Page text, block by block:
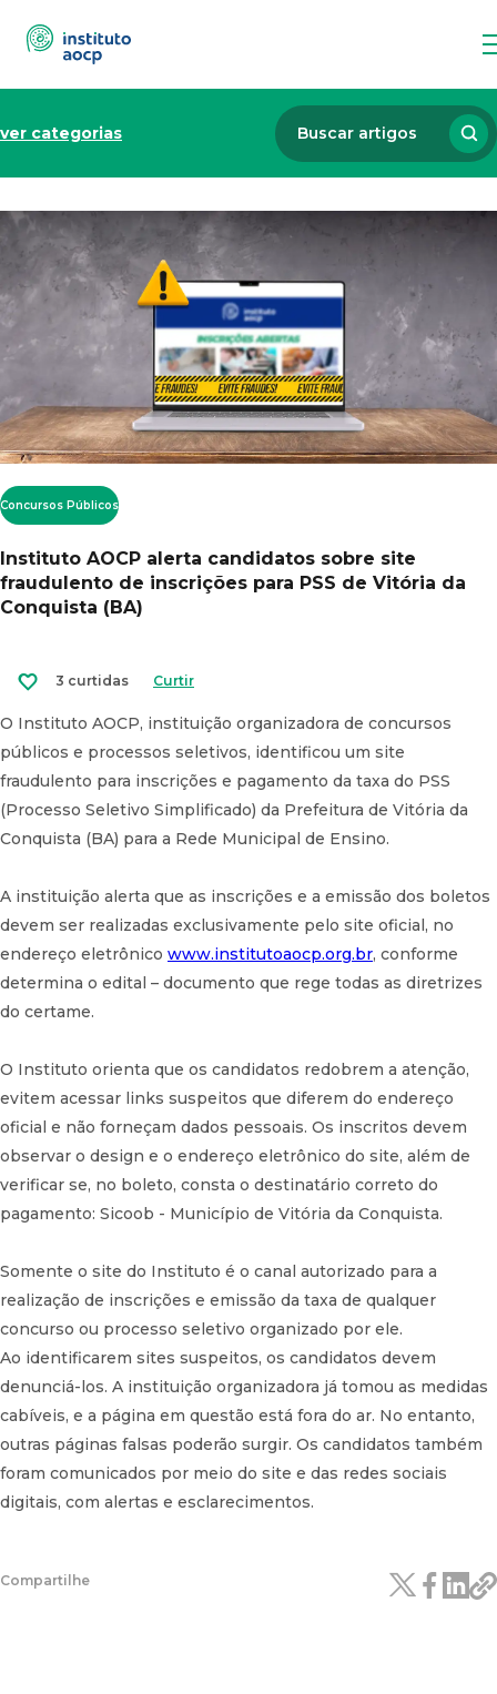
ver categorias
Concursos Públicos
Instituto AOCP alerta candidatos sobre site
fraudulento de inscrições para PSS de Vitória da
Conquista (BA)
3 curtidas Curtir
O Instituto AOCP, instituição organizadora de concursos
públicos e processos seletivos, identificou um site
fraudulento para inscrições e pagamento da taxa do PSS
(Processo Seletivo Simplificado) da Prefeitura de Vitória da
Conquista (BA) para a Rede Municipal de Ensino.
A instituição alerta que as inscrições e a emissão dos boletos
devem ser realizadas exclusivamente pelo site oficial, no
endereço eletrônico www.institutoaocp.org.br, conforme
determina o edital – documento que rege todas as diretrizes
do certame.
O Instituto orienta que os candidatos redobrem a atenção,
evitem acessar links suspeitos que diferem do endereço
oficial e não forneçam dados pessoais. Os inscritos devem
observar o design e o endereço eletrônico do site, além de
verificar se, no boleto, consta o destinatário correto do
pagamento: Sicoob - Município de Vitória da Conquista.
Somente o site do Instituto é o canal autorizado para a
realização de inscrições e emissão da taxa de qualquer
concurso ou processo seletivo organizado por ele.
Ao identificarem sites suspeitos, os candidatos devem
denunciá-los. A instituição organizadora já tomou as medidas
cabíveis, e a página em questão está fora do ar. No entanto,
outras páginas falsas poderão surgir. Os candidatos também
foram comunicados por meio do site e das redes sociais
digitais, com alertas e esclarecimentos.